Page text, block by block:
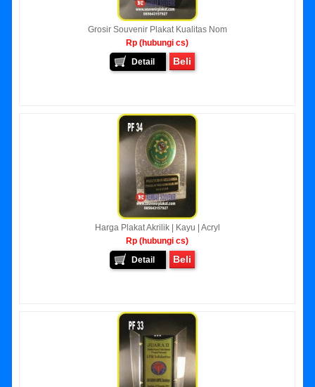
Grosir Souvenir Plakat Kualitas Nom
Rp (hubungi cs)
Detail
Beli
Harga Plakat Akrilik | Kayu | Acryl
Rp (hubungi cs)
Detail
Beli